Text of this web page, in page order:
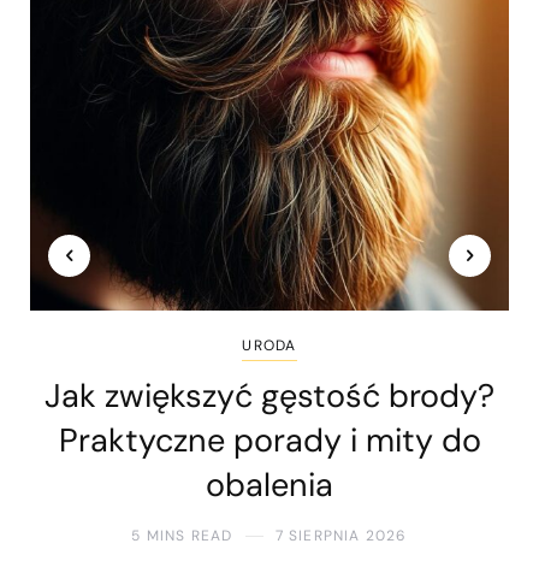
URODA
Jak zwiększyć gęstość brody?
Praktyczne porady i mity do
obalenia
5 MINS READ 7 SIERPNIA 2026